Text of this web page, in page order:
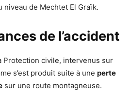
niveau de Mechtet El Graïk.
de l’accident
Protection civile, intervenus sur
s’est produit suite à une perte
sur une route montagneuse.